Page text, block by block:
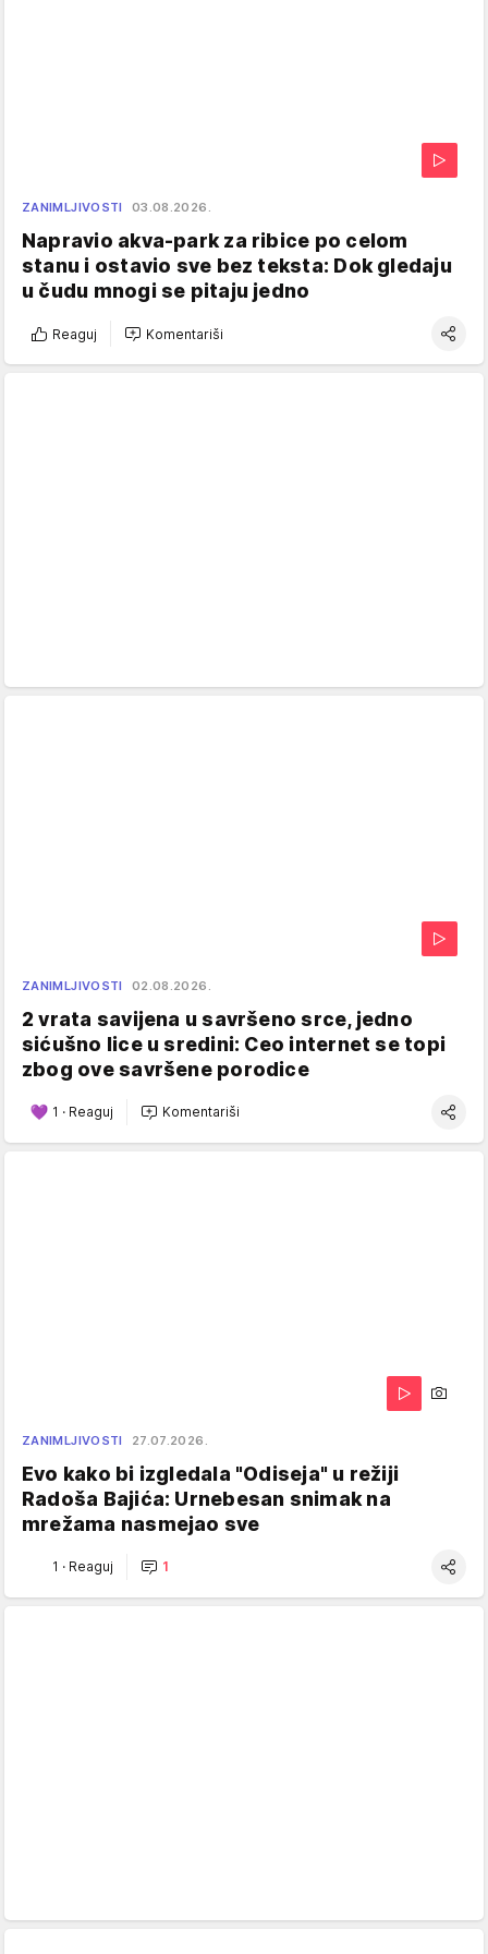
ZANIMLJIVOSTI 03.08.2026.
Napravio akva-park za ribice po celom
stanu i ostavio sve bez teksta: Dok gledaju
u čudu mnogi se pitaju jedno
Reaguj Komentariši
ZANIMLJIVOSTI 02.08.2026.
2 vrata savijena u savršeno srce, jedno
sićušno lice u sredini: Ceo internet se topi
zbog ove savršene porodice
1 · Reaguj Komentariši
ZANIMLJIVOSTI 27.07.2026.
Evo kako bi izgledala "Odiseja" u režiji
Radoša Bajića: Urnebesan snimak na
mrežama nasmejao sve
1 · Reaguj 1